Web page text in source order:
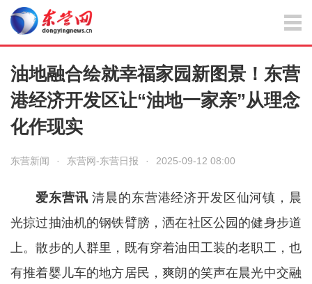
油地融合绘就幸福家园新图景！东营
港经济开发区让“油地一家亲”从理念
化作现实
东营新闻 · 东营网-东营日报 · 2025-09-12 08:00
爱东营讯 清晨的东营港经济开发区仙河镇，晨
光掠过抽油机的钢铁臂膀，洒在社区公园的健身步道
上。散步的人群里，既有穿着油田工装的老职工，也
有推着婴儿车的地方居民，爽朗的笑声在晨光中交融